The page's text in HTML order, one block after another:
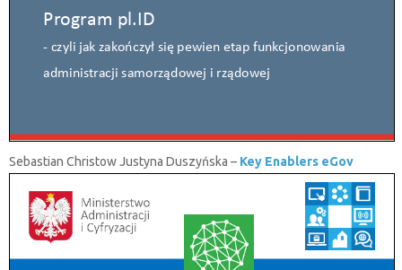
Sebastian Christow Justyna Duszyńska – Key Enablers eGov